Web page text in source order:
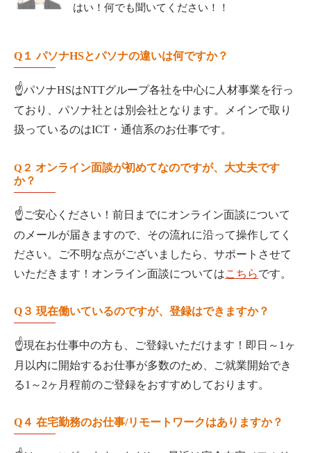
はい！何でも聞いてください！！
Q１パソナHSとパソナの違いは何ですか？
☝パソナHSはNTTグループ各社を中心に人材事業を行っ
ており、パソナ社とは別会社となります。
メインで取り
扱っているのはICT・通信系のお仕事です。
Q２ オンライン面談が初めてなのですが、大丈夫です
か？
☝ご安心ください！ 前日までにオンライン面談について
のメールが届きますので、その流れに沿って操作してく
ださい。ご不明な点がございましたら、サポートさせて
いただきます！オンライン面談についてはこちらです。
Q３ 現在働いているのですが、登録はできますか？
☝現在お仕事中の方も、ご登録いただけます！即日～1ヶ
月以内に開始するお仕事が多数のため、ご就業開始でき
る1～2ヶ月程前のご登録をおすすめしております。
Q４ 在宅勤務のお仕事/リモートワークはありますか？